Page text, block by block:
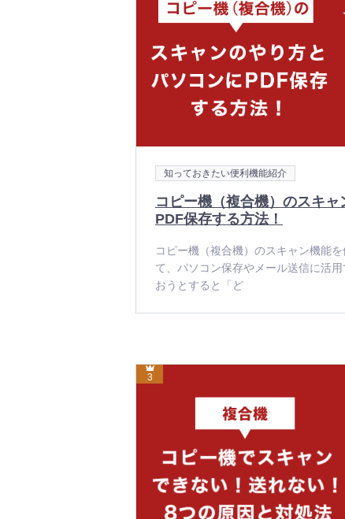
コピー機（複合機）のスキ
PDF保存する方法！
カ
テ
リ
ー
知っておきたい便利機能紹介
コピー機（複合機）のスキャン機能
て、パソコン保存やメール送信に活
おうとすると「ど